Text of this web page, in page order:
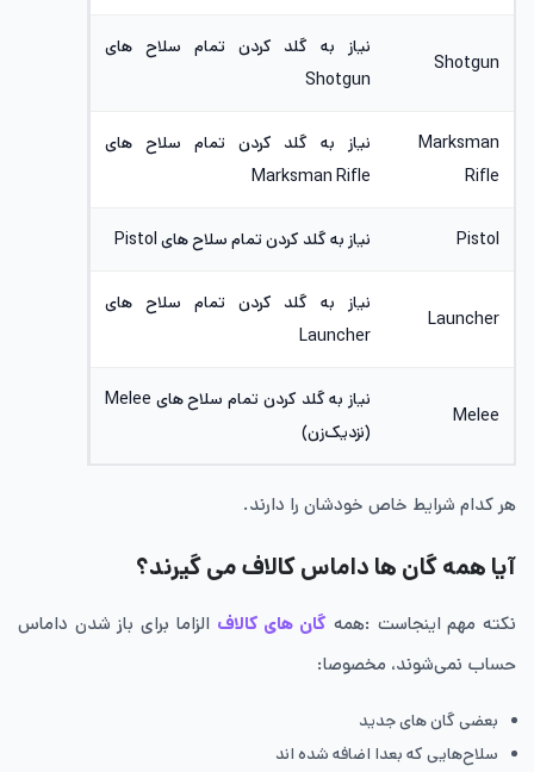
Shotgun
نیاز به گلد کردن تمام سلاح های
Shotgun
Marksman
Rifle
نیاز به گلد کردن تمام سلاح های
Marksman Rifle
Pistol نیاز به گلد کردن تمام سلاح های Pistol
Launcher
نیاز به گلد کردن تمام سلاح های
Launcher
Melee
نیاز به گلد کردن تمام سلاح های Melee
(نزدیک‌زن)
هر کدام شرایط خاص خودشان را دارند.
آیا همه گان ها داماس کالاف می گیرند؟
نکته مهم اینجاست :همه گان های کالاف الزاما برای باز شدن داماس
حساب نمی‌شوند، مخصوصا:
بعضی گان های جدید
سلاح‌هایی که بعدا اضافه شده اند